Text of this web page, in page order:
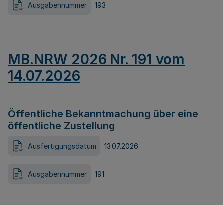
Ausgabennummer 193
MB.NRW 2026 Nr. 191 vom
14.07.2026
Öffentliche Bekanntmachung über eine
öffentliche Zustellung
Ausfertigungsdatum 13.07.2026
Ausgabennummer 191